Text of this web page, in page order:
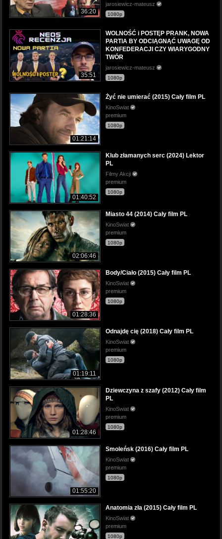
36:20
jarosiewicz-mateusz
1080p
35:51
WOLNOŚĆ i POSTĘP PRANK, NOWA
PARTIA BY ODCIĄGNĄĆ UWAGĘ OD
KONFEDERACJI CZY WIARYGODNY
TWÓR
jarosiewicz-mateusz
1080p
01:21:14
Żyć nie umierać (2015) Cały film PL
KinoSwiat
premium
1080p
01:40:52
Klub złamanych serc (2024) Lektor
PL
Filmy Akcji
premium
1080p
02:06:46
Miasto 44 (2014) Cały film PL
KinoSwiat
premium
1080p
01:28:36
Body/Ciało (2015) Cały film PL
KinoSwiat
premium
1080p
01:19:11
Odnajdę cię (2018) Cały film PL
KinoSwiat
premium
1080p
01:28:46
Dziewczyna z szafy (2012) Cały film
PL
KinoSwiat
premium
1080p
01:55:20
Smoleńsk (2016) Cały film PL
KinoSwiat
premium
1080p
Anatomia zła (2015) Cały film PL
KinoSwiat
premium
1080p